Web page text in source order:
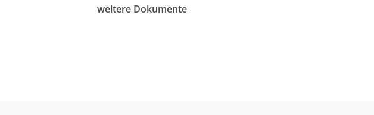
weitere Dokumente